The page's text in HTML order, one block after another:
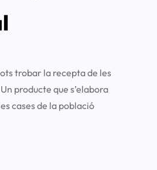
trobar la recepta de les
producte que s’elabora
cases de la població